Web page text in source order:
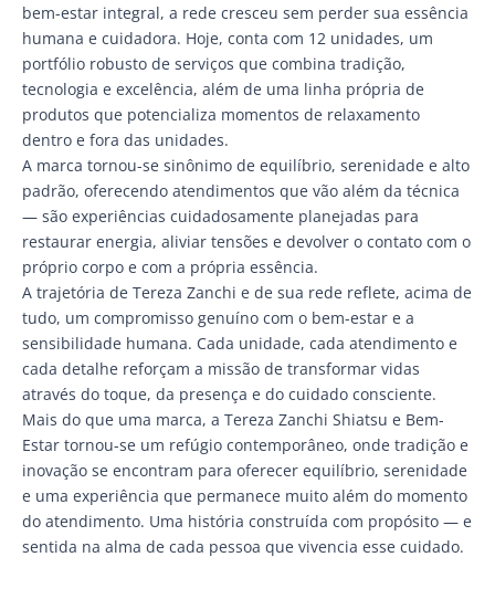
bem-estar integral, a rede cresceu sem perder sua essência
humana e cuidadora. Hoje, conta com 12 unidades, um
portfólio robusto de serviços que combina tradição,
tecnologia e excelência, além de uma linha própria de
produtos que potencializa momentos de relaxamento
dentro e fora das unidades.
A marca tornou-se sinônimo de equilíbrio, serenidade e alto
padrão, oferecendo atendimentos que vão além da técnica
— são experiências cuidadosamente planejadas para
restaurar energia, aliviar tensões e devolver o contato com o
próprio corpo e com a própria essência.
A trajetória de Tereza Zanchi e de sua rede reflete, acima de
tudo, um compromisso genuíno com o bem-estar e a
sensibilidade humana. Cada unidade, cada atendimento e
cada detalhe reforçam a missão de transformar vidas
através do toque, da presença e do cuidado consciente.
Mais do que uma marca, a Tereza Zanchi Shiatsu e Bem-
Estar tornou-se um refúgio contemporâneo, onde tradição e
inovação se encontram para oferecer equilíbrio, serenidade
e uma experiência que permanece muito além do momento
do atendimento. Uma história construída com propósito — e
sentida na alma de cada pessoa que vivencia esse cuidado.